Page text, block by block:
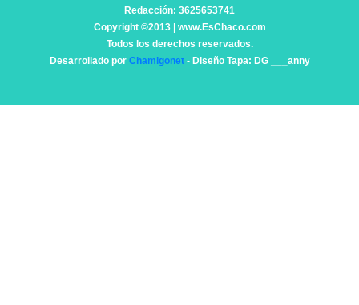
Redacción: 3625653741
Copyright ©2013 | www.EsChaco.com
Todos los derechos reservados.
Desarrollado por Chamigonet- Diseño Tapa: DG ___anny